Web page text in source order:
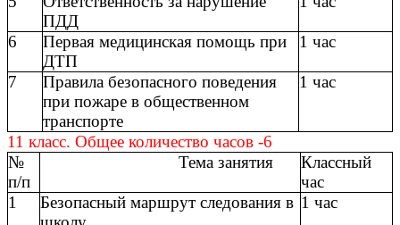
ПДД
6
Первая медицинская помощь при
ДТП
1 час
7
Правила безопасного поведения
при пожаре в общественном
транспорте
1 час
11 класс. Общее количество часов -6
№
п/п
Тема занятия
Классный
час
1
Безопасный маршрут следования в 1 час